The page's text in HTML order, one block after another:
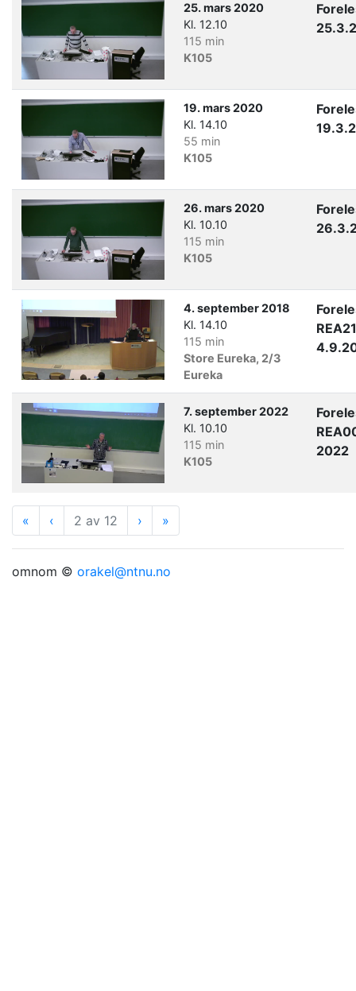
25. mars 2020
Kl. 12.10
115 min
K105
19. mars 2020
Kl. 14.10
55 min
K105
26. mars 2020
Kl. 10.10
115 min
K105
4. september 2018
Kl. 14.10
115 min
Store Eureka, 2/3
Eureka
7. september 2022
Kl. 10.10
115 min
K105
2022
« Første
‹ Forrige
2 av 12 › Neste
»
omnom © orakel@ntnu.no